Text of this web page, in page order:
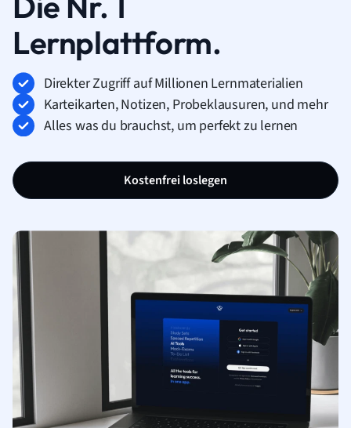
Lernplattform.
Direkter Zugriff auf Millionen Lernmaterialien
Karteikarten, Notizen, Probeklausuren, und mehr
Alles was du brauchst, um perfekt zu lernen
Kostenfrei loslegen